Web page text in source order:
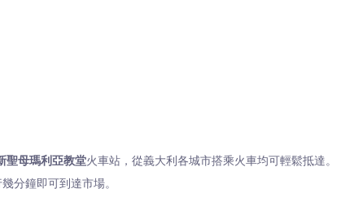
聖母瑪利亞教堂火車站，從義大利各城市搭乘火車均可輕鬆抵達。
分鐘即可到達市場。